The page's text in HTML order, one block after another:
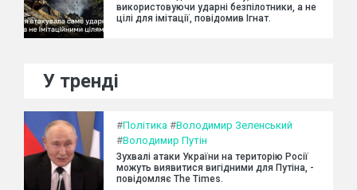
використовуючи ударні безпілотники, а не
цілі для імітації, повідомив Ігнат.
У тренді
#Політика #Володимир Зеленський
#Володимир Путін
Зухвалі атаки України на територію Росії
можуть виявитися вигідними для Путіна, -
повідомляє The Times.